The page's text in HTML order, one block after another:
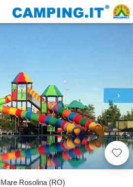
›
Rosolina (RO)